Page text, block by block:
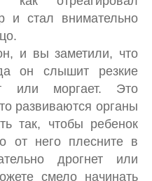
стал внимательно
и вы заметили, что
он слышит резкие
или моргает. Это
развиваются органы
так, чтобы ребенок
от него плесните в
дрогнет или
смело начинать